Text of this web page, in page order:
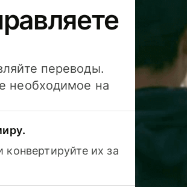
переводы.
необходимое на
их за